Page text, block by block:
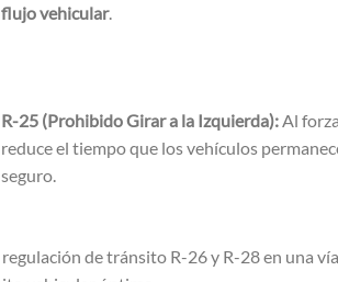
flujo vehicular.
R-25 (Prohibido Girar a la Izquierda):Al
reduce el tiempo que los vehículos
seguro.